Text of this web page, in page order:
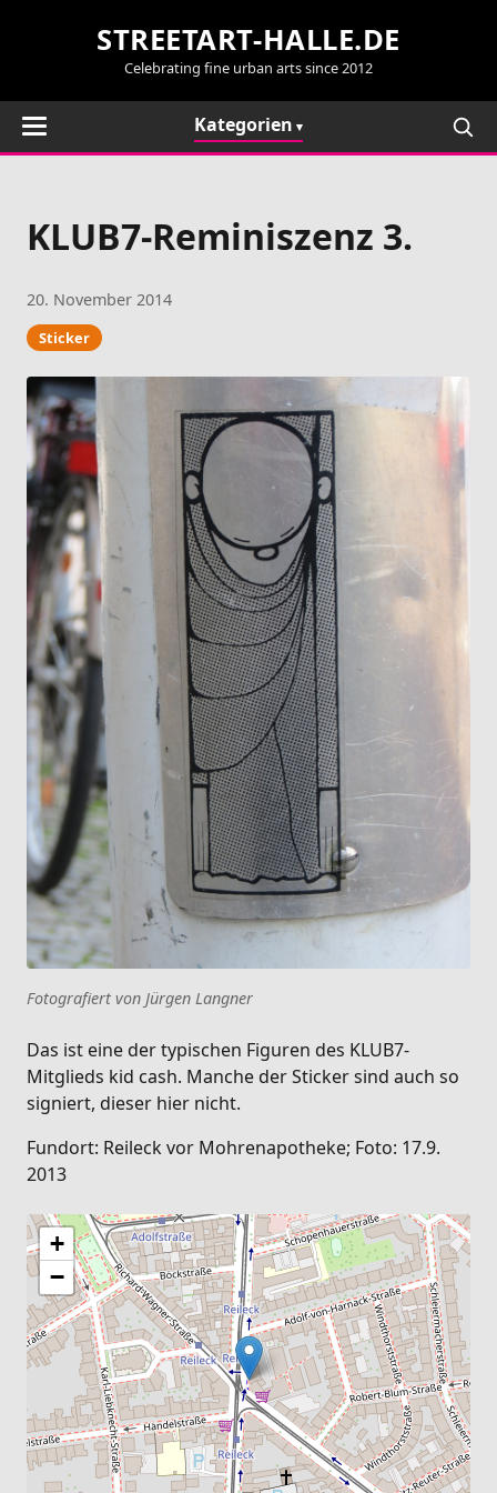
STREETART-HALLE.DE
Celebrating fine urban arts since 2012
Kategorien
KLUB7-Reminiszenz 3.
20. November 2014
Sticker
Fotografiert von Jürgen Langner
Das ist eine der typischen Figuren des KLUB7-
Mitglieds kid cash. Manche der Sticker sind auch so
signiert, dieser hier nicht.
Fundort: Reileck vor Mohrenapotheke; Foto: 17.9.
2013
+
−